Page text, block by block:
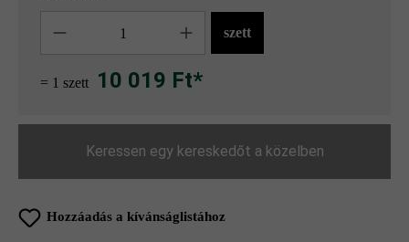
szett
= 1 szett 10 019 Ft*
Keressen egy kereskedőt a közelben
Hozzáadás a kívánságlistához